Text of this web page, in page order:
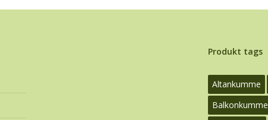
Produkt tags
Altankumme
Balkonkumme